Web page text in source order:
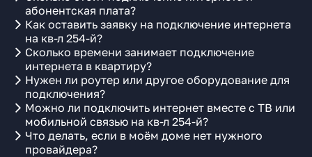
абонентская плата?
Как оставить заявку на подключение интернета
на кв-л 254-й?
Сколько времени занимает подключение
интернета в квартиру?
Нужен ли роутер или другое оборудование для
подключения?
Можно ли подключить интернет вместе с ТВ или
мобильной связью на кв-л 254-й?
Что делать, если в моём доме нет нужного
провайдера?